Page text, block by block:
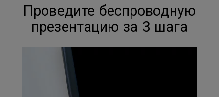
Проведите беспроводную
презентацию за 3 шага